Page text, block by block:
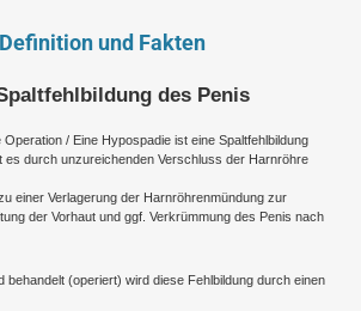
und Fakten
des Penis
Operation / Eine Hypospadie ist eine Spaltfehlbildung
es durch unzureichenden Verschluss der Harnröhre
einer Verlagerung der Harnröhrenmündung zur
der Vorhaut und ggf. Verkrümmung des Penis nach
behandelt (operiert) wird diese Fehlbildung durch einen